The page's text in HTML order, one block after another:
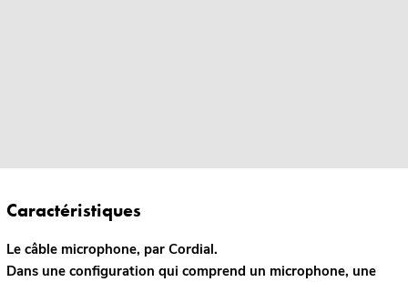
Caractéristiques
Le câble microphone, par Cordial.
Dans une configuration qui comprend un microphone, une